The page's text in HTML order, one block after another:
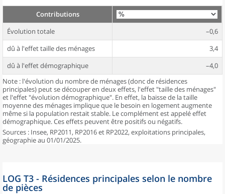
Contributions
Évolution totale
–0,6
dû à l'effet taille des ménages
3,4
dû à l'effet démographique
–4,0
Note : l'évolution du nombre de ménages (donc de résidences
principales) peut se découper en deux effets, l'effet "taille des ménages"
et l'effet "évolution démographique". En effet, la baisse de la taille
moyenne des ménages implique que le besoin en logement augmente
même si la population restait stable. Le complément est appelé effet
démographique. Ces effets peuvent être positifs ou négatifs.
Sources : Insee, RP2011, RP2016 et RP2022, exploitations principales,
géographie au 01/01/2025.
LOG T3 - Résidences principales selon le nombre
de pièces